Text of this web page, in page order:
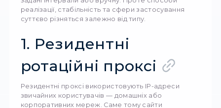
Ротація знижує ймовірність блокувань,
обходити ліміти та підвищує стабільність при
Різновиди
ротаційних проксі